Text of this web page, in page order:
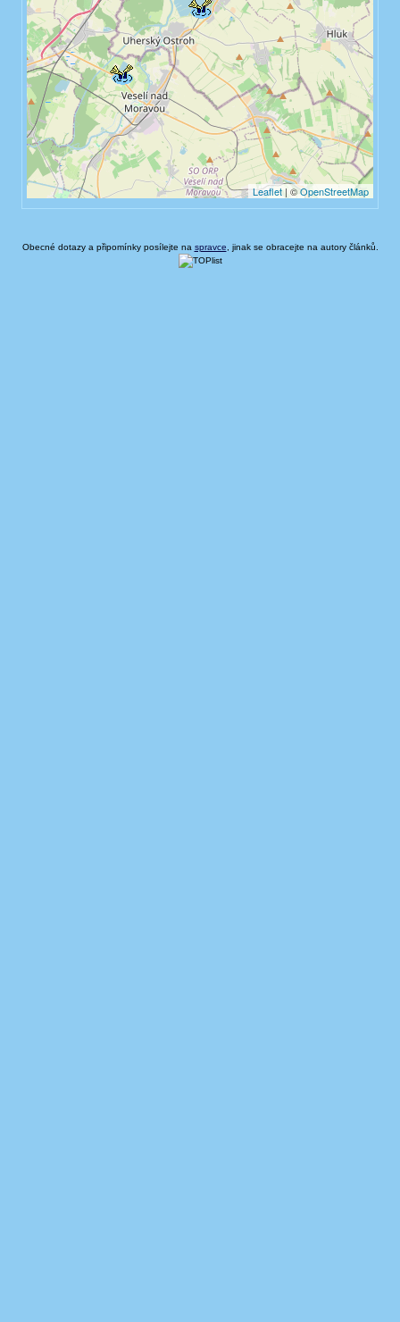
Obecné dotazy a připomínky posílejte na spravce , jinak se obracejte na autory článků.